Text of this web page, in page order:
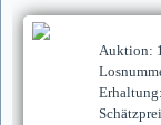
Auktion: